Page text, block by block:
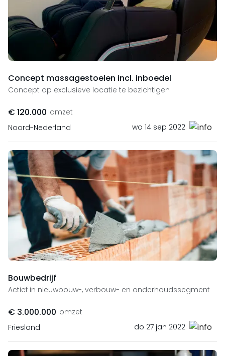
Concept massagestoelen incl. inboedel
Concept op exclusieve locatie te bezichtigen
€ 120.000 omzet
Noord-Nederland
wo 14 sep 2022
Bouwbedrijf
Actief in nieuwbouw-, verbouw- en onderhoudssegment
€ 3.000.000 omzet
Friesland
do 27 jan 2022